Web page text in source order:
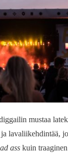
mustaa
lavaliikehdintää,
ass kuin